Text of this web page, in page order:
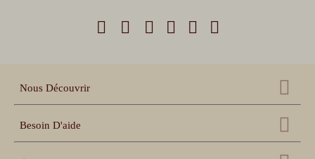
Nous Découvrir
Besoin D'aide